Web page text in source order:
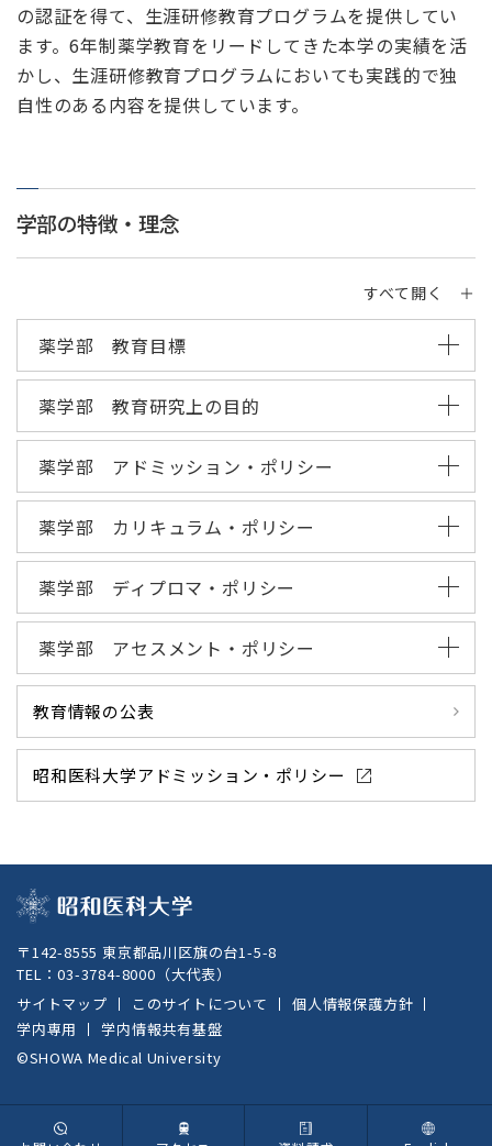
の認証を得て、生涯研修教育プログラムを提供してい
ます。6年制薬学教育をリードしてきた本学の実績を活
かし、生涯研修教育プログラムにおいても実践的で独
自性のある内容を提供しています。
学部の特徴・理念
すべて開く ＋
薬学部 教育目標
薬学部 教育研究上の目的
薬学部 アドミッション・ポリシー
薬学部 カリキュラム・ポリシー
薬学部 ディプロマ・ポリシー
薬学部 アセスメント・ポリシー
教育情報の公表
昭和医科大学アドミッション・ポリシー
〒142-8555 東京都品川区旗の台1-5-8
TEL：03-3784-8000 （大代表）
サイトマップ
このサイトについて
個人情報保護方針
学内専用
学内情報共有基盤
©SHOWA Medical University